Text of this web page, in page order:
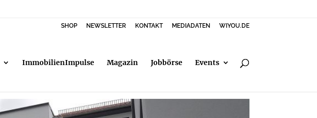
SHOP NEWSLETTER KONTAKT MEDIADATEN WIYOU.DE
ImmobilienImpulse Magazin Jobbörse Events